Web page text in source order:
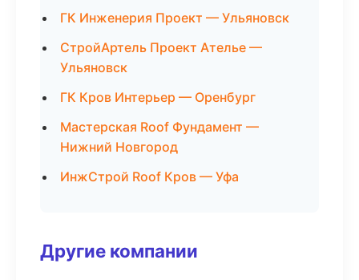
ГК Инженерия Проект — Ульяновск
СтройАртель Проект Ателье —
Ульяновск
ГК Кров Интерьер — Оренбург
Мастерская Roof Фундамент —
Нижний Новгород
ИнжСтрой Roof Кров — Уфа
Другие компании